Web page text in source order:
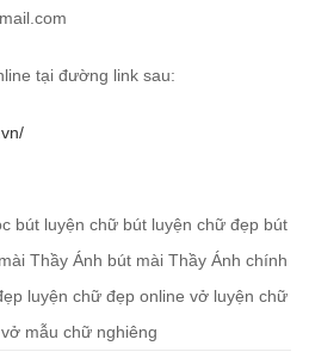
tại đường link sau:
bút luyện chữ bút luyện chữ đẹp bút
Thầy Ánh bút mài Thầy Ánh chính
luyện chữ đẹp online vở luyện chữ
vở mẫu chữ nghiêng